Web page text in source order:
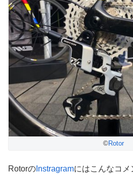
©Rotor
Rotorの Instragramにはこんなコメ